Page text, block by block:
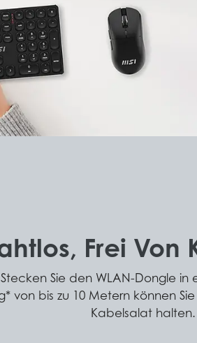
Frei Von
Sie den WLAN-Dongle in
von bis zu 10 Metern können
Kabelsalat halten.